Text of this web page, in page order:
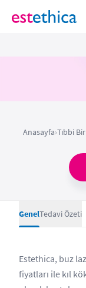
Anasayfa›Tıbbi
GenelTedavi Özeti
Estethica, buz
fiyatları ile kıl